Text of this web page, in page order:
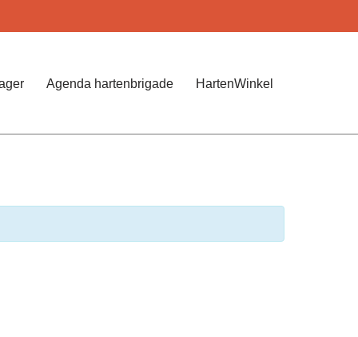
Agenda hartenbrigade HartenWinkel